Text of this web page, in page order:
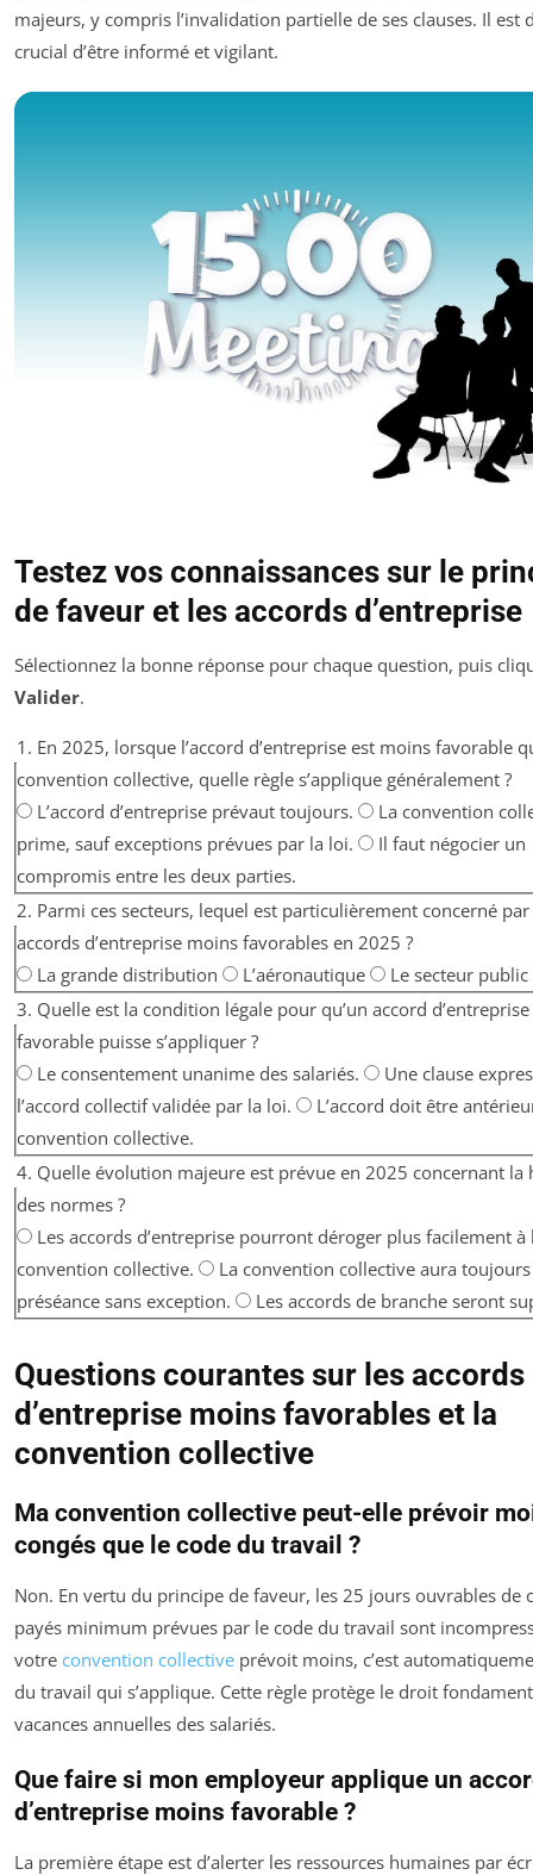
majeurs, y compris l’invalidation partielle de ses clauses. Il est
crucial d’être informé et vigilant.
Testez vos connaissances sur le
de faveur et les accords d’entreprise
Sélectionnez la bonne réponse pour chaque question, puis
Valider.
1. En 2025, lorsque l’accord d’entreprise est moins favorable
convention collective, quelle règle s’applique généralement ?
L’accord d’entreprise prévaut toujours.
La convention
prime, sauf exceptions prévues par la loi.
Il faut négocier un
compromis entre les deux parties.
2. Parmi ces secteurs, lequel est particulièrement concerné par
accords d’entreprise moins favorables en 2025 ?
La grande distribution
L’aéronautique
Le secteur public
3. Quelle est la condition légale pour qu’un accord
favorable puisse s’appliquer ?
Le consentement unanime des salariés.
Une clause
l’accord collectif validée par la loi.
L’accord doit être
convention collective.
4. Quelle évolution majeure est prévue en 2025 concernant la
des normes ?
Les accords d’entreprise pourront déroger plus facilement à
convention collective.
La convention collective aura toujours
préséance sans exception.
Les accords de branche seront
Questions courantes sur les accords
d’entreprise moins favorables et la
convention collective
Ma convention collective peut-elle prévoir
congés que le code du travail ?
Non. En vertu du principe de faveur, les 25 jours ouvrables de
payés minimum prévues par le code du travail sont
votre convention collective prévoit moins, c’est
du travail qui s’applique. Cette règle protège le droit
vacances annuelles des salariés.
Que faire si mon employeur applique un
d’entreprise moins favorable ?
La première étape est d’alerter les ressources humaines par